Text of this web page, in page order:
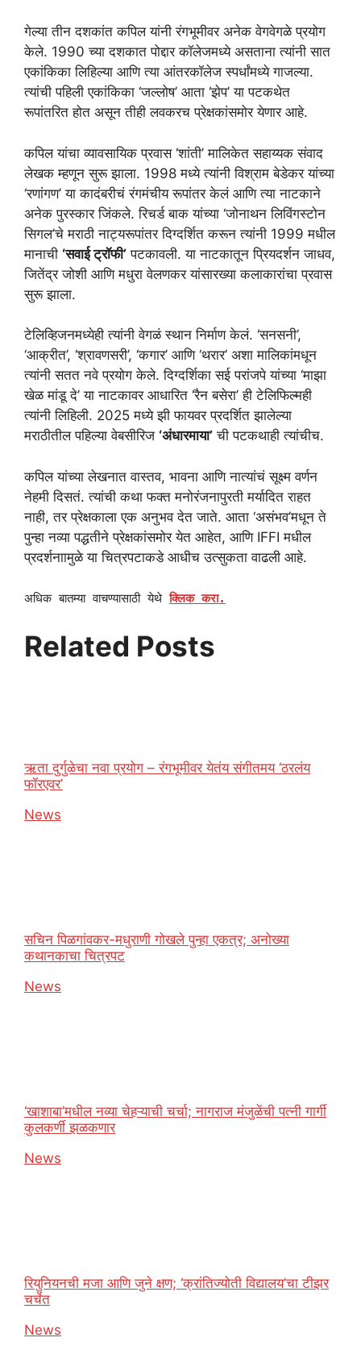
गेल्या तीन दशकांत कपिल यांनी रंगभूमीवर अनेक वेगवेगळे प्रयोग
केले. 1990 च्या दशकात पोद्दार कॉलेजमध्ये असताना त्यांनी सात
एकांकिका लिहिल्या आणि त्या आंतरकॉलेज स्पर्धांमध्ये गाजल्या.
त्यांची पहिली एकांकिका ‘जल्लोष’ आता ‘झेप’ या पटकथेत
रूपांतरित होत असून तीही लवकरच प्रेक्षकांसमोर येणार आहे.
कपिल यांचा व्यावसायिक प्रवास ‘शांती’ मालिकेत सहाय्यक संवाद
लेखक म्हणून सुरू झाला. 1998 मध्ये त्यांनी विश्राम बेडेकर यांच्या
‘रणांगण’ या कादंबरीचं रंगमंचीय रूपांतर केलं आणि त्या नाटकाने
अनेक पुरस्कार जिंकले. रिचर्ड बाक यांच्या ‘जोनाथन लिविंगस्टोन
सिगल’चे मराठी नाट्यरूपांतर दिग्दर्शित करून त्यांनी 1999 मधील
मानाची ‘सवाई ट्रॉफी’ पटकावली. या नाटकातून प्रियदर्शन जाधव,
जितेंद्र जोशी आणि मधुरा वेलणकर यांसारख्या कलाकारांचा प्रवास
सुरू झाला.
टेलिव्हिजनमध्येही त्यांनी वेगळं स्थान निर्माण केलं. ‘सनसनी’,
‘आक्रीत’, ‘श्रावणसरी’, ‘कगार’ आणि ‘थरार’ अशा मालिकांमधून
त्यांनी सतत नवे प्रयोग केले. दिग्दर्शिका सई परांजपे यांच्या ‘माझा
खेळ मांडू दे’ या नाटकावर आधारित ‘रैन बसेरा’ ही टेलिफिल्मही
त्यांनी लिहिली. 2025 मध्ये झी फायवर प्रदर्शित झालेल्या
मराठीतील पहिल्या वेबसीरिज ‘अंधारमाया’ ची पटकथाही त्यांचीच.
कपिल यांच्या लेखनात वास्तव, भावना आणि नात्यांचं सूक्ष्म वर्णन
नेहमी दिसतं. त्यांची कथा फक्त मनोरंजनापुरती मर्यादित राहत
नाही, तर प्रेक्षकाला एक अनुभव देत जाते. आता ‘असंभव’मधून ते
पुन्हा नव्या पद्धतीने प्रेक्षकांसमोर येत आहेत, आणि IFFI मधील
प्रदर्शनाामुळे या चित्रपटाकडे आधीच उत्सुकता वाढली आहे.
अधिक बातम्या वाचण्यासाठी येथेक्लिक करा.
Related Posts
ऋता दुर्गुळेचा नवा प्रयोग – रंगभूमीवर येतंय संगीतमय ‘ठरलंय
फॉरएवर’
In relation to
News
सचिन पिळगांवकर-मधुराणी गोखले पुन्हा एकत्र; अनोख्या
कथानकाचा चित्रपट
In relation to
News
‘खाशाबा’मधील नव्या चेहऱ्याची चर्चा; नागराज मंजुळेंची पत्नी गार्गी
कुलकर्णी झळकणार
In relation to
News
रियुनियनची मजा आणि जुने क्षण; ‘क्रांतिज्योती विद्यालय’चा टीझर
चर्चेत
In relation to
News